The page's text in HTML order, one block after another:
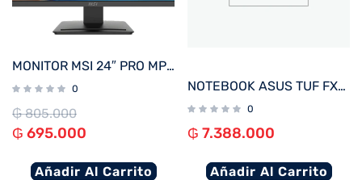
MONITOR MSI 24″ PRO MP243L E14 144hz
0
₲805.000
₲ 695.000
Añadir Al Carrito
NOTEBOOK ASUS TUF FX607VJ-RL805W C5 GAM 2.2/8/512/ RTX3050-6G/ W11H/16″ WUXGA
0
₲ 7.388.000
Añadir Al Carrito